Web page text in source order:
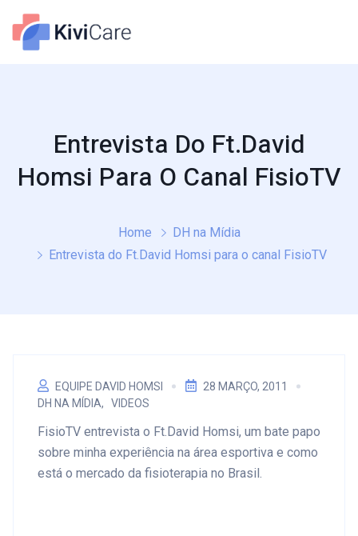
Entrevista Do Ft.David
Homsi Para O Canal FisioTV
Home
DH na Mídia
Entrevista do Ft.David Homsi para o canal FisioTV
EQUIPE DAVID HOMSI
28 MARÇO, 2011
DH NA MÍDIA
VIDEOS
FisioTV entrevista o Ft.David Homsi, um bate papo
sobre minha experiência na área esportiva e como
está o mercado da fisioterapia no Brasil.